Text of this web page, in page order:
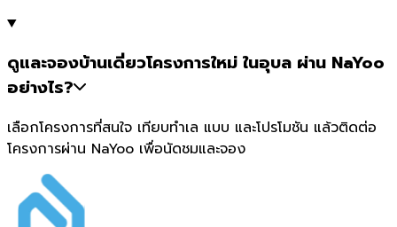
ดูและจองบ้านเดี่ยวโครงการใหม่ ในอุบล ผ่าน NaYoo
อย่างไร?
เลือกโครงการที่สนใจ เทียบทำเล แบบ และโปรโมชัน แล้วติดต่อ
โครงการผ่าน NaYoo เพื่อนัดชมและจอง